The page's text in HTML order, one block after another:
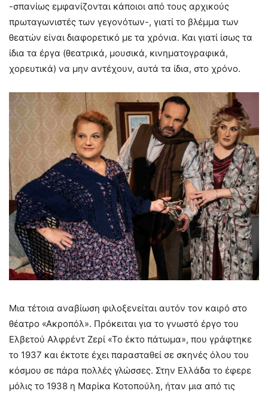
-σπανίως εμφανίζονται κάποιοι από τους αρχικούς
πρωταγωνιστές των γεγονότων-, γιατί το βλέμμα των
θεατών είναι διαφορετικό με τα χρόνια. Και γιατί ίσως τα
ίδια τα έργα (θεατρικά, μουσικά, κινηματογραφικά,
χορευτικά) να μην αντέχουν, αυτά τα ίδια, στο χρόνο.
Μια τέτοια αναβίωση φιλοξενείται αυτόν τον καιρό στο
θέατρο «Ακροπόλ». Πρόκειται για το γνωστό έργο του
Ελβετού Αλφρέντ Ζερί «Το έκτο πάτωμα», που γράφτηκε
το 1937 και έκτοτε έχει παρασταθεί σε σκηνές όλου του
κόσμου σε πάρα πολλές γλώσσες. Στην Ελλάδα το έφερε
μόλις το 1938 η Μαρίκα Κοτοπούλη, ήταν μια από τις